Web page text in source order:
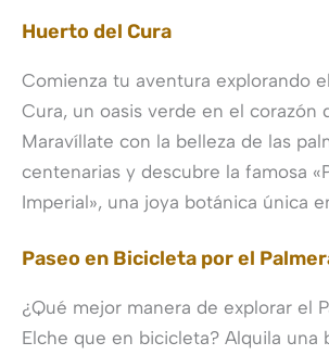
Huerto del Cura
Comienza tu aventura explorando
Cura, un oasis verde en el corazón
Maravíllate con la belleza de las
centenarias y descubre la famosa
Imperial», una joya botánica única
Paseo en Bicicleta por el
¿Qué mejor manera de explorar el
Elche que en bicicleta? Alquila una